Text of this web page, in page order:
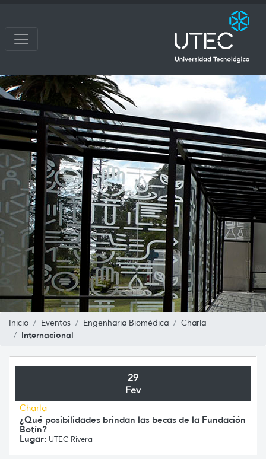
Inicio Eventos Engenharia Biomédica Charla
Internacional
29
Fev
Charla
¿Qué posibilidades brindan las becas de la Fundación
Botín?
Lugar: UTEC Rivera